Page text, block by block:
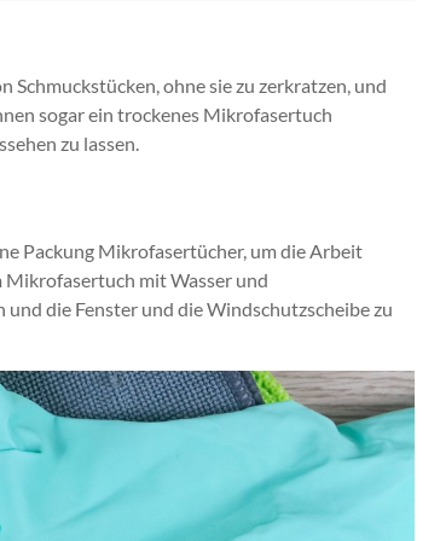
ohne sie zu zerkratzen, und
sogar ein trockenes Mikrofasertuch
zu lassen.
Packung Mikrofasertücher, um die Arbeit
Mikrofasertuch mit Wasser und
die Fenster und die Windschutzscheibe zu